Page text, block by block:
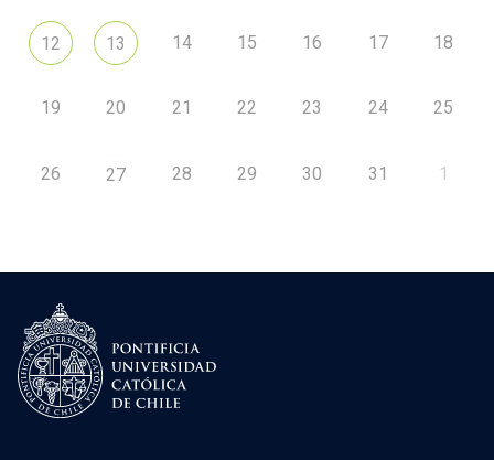
12 13 14 15 16 17 18
19 20 21 22 23 24 25
26 27 28 29 30 31 1